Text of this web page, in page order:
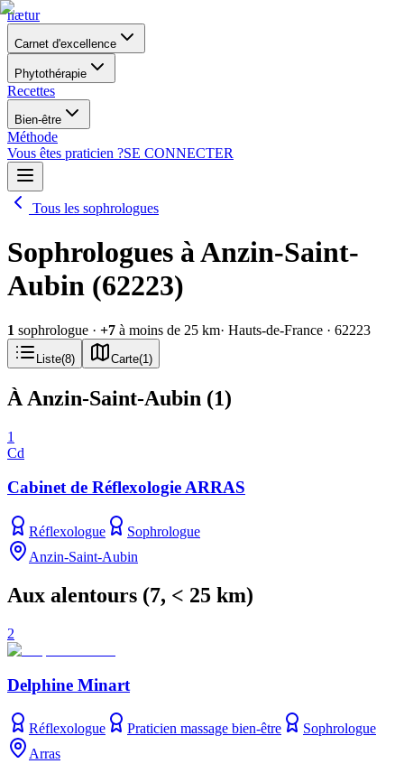
nætur
Carnet d'excellence
Phytothérapie
Recettes
Bien-être
Méthode
Vous êtes praticien ?SE CONNECTER
Tous les sophrologues
Sophrologues à Anzin-Saint-
Aubin (62223)
1 sophrologue · +7 à moins de 25 km· Hauts-de-France · 62223
Liste(8) Carte(1 )
À Anzin-Saint-Aubin (1)
1
Cd
Cabinet de Réflexologie ARRAS
Réflexologue
Sophrologue
Anzin-Saint-Aubin
Aux alentours (7, < 25 km)
2
Delphine Minart
Réflexologue Praticien massage bien-être
Sophrologue
Arras